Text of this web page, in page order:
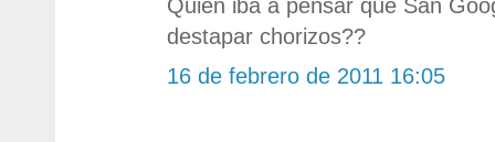
Quien iba a pensar que San
destapar chorizos??
16 de febrero de 2011 16:05